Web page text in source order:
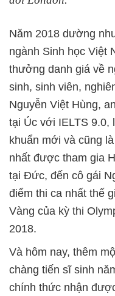
Năm 2018 dường
ngành Sinh học Việt
thưởng danh giá về
sinh, sinh viên,
Nguyễn Việt Hùng,
tại Úc với IELTS 9.0,
khuẩn mới và cũng
nhất được tham gia
tại Đức, đến cô gái
điểm thi ca nhất thế
Vàng của kỳ thi
2018.
Và hôm nay, thêm
chàng tiến sĩ sinh
chính thức nhận